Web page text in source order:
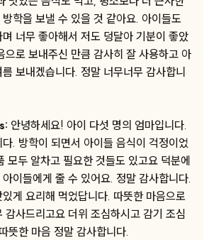
학을 보낼 수 있을 것 같아요. 아이들도
너무 좋아해서 저도 덩달아 기분이 좋았
으로 보내주신 만큼 감사히 잘 사용하고 아
보내겠습니다. 정말 너무너무 감사합니
안녕하세요! 아이 다섯 명의 엄마입니다.
. 방학이 되면서 아이들 음식이 걱정이었
모두 알차고 필요한 것들도 있고요 덕분에
이들에게 줄 수 있어요. 정말 감사합니다.
게 요리해 먹었답니다. 따뜻한 마음으로
감사드리고요 더위 조심하시고 감기 조심
뜻한 마음 정말 감사합니다.